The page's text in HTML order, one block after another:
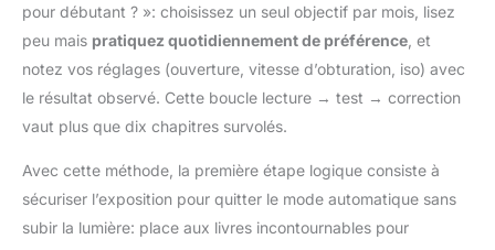
pour débutant ? »: choisissez un seul objectif par mois, lisez
peu mais pratiquez quotidiennement de préférence , et
notez vos réglages (ouverture, vitesse d’obturation, iso) avec
le résultat observé. Cette boucle lecture → test → correction
vaut plus que dix chapitres survolés.
Avec cette méthode, la première étape logique consiste à
sécuriser l’exposition pour quitter le mode automatique sans
subir la lumière: place aux livres incontournables pour